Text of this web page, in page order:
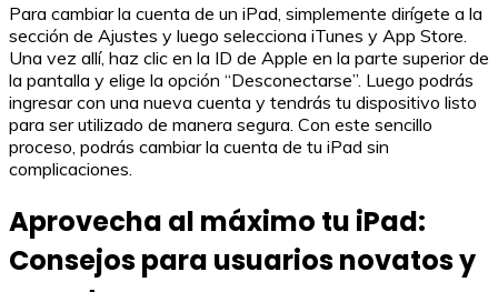
Para cambiar la cuenta de un iPad, simplemente dirígete a la
sección de Ajustes y luego selecciona iTunes y App Store.
Una vez allí, haz clic en la ID de Apple en la parte superior de
la pantalla y elige la opción “Desconectarse”. Luego podrás
ingresar con una nueva cuenta y tendrás tu dispositivo listo
para ser utilizado de manera segura. Con este sencillo
proceso, podrás cambiar la cuenta de tu iPad sin
complicaciones.
Aprovecha al máximo tu iPad:
Consejos para usuarios novatos y